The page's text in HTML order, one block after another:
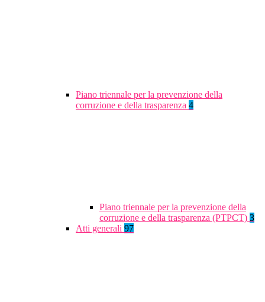
Piano triennale per la prevenzione della
corruzione e della trasparenza 4
Piano triennale per la prevenzione della
corruzione e della trasparenza (PTPCT) 3
Atti generali 97